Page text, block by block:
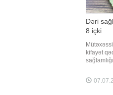
Dəri
8 içki
kifayət